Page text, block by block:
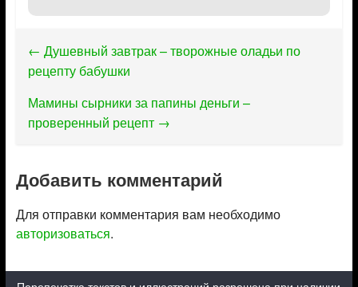
← Душевный завтрак – творожные оладьи по
рецепту бабушки
Мамины сырники за папины деньги –
проверенный рецепт →
Добавить комментарий
Для отправки комментария вам необходимо
авторизоваться.